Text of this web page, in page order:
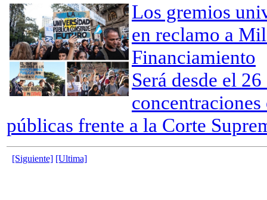
Los gremios
en reclamo a
Financiamiento
Será desde el
públicas frente a la Corte
[Siguiente] [Ultima]